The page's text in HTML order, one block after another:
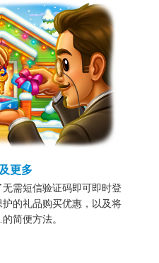
更多
需短信验证码即可即时登
的礼品购买优惠，以及将
简便方法。